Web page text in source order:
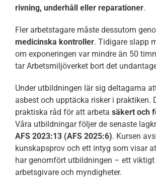
Kontakt
rivning, underhåll eller reparationer.
Fler arbetstagare måste dessutom
medicinska kontroller. Tidigare slapp
om exponeringen var mindre än 50
tar Arbetsmiljöverket bort det
Under utbildningen lär sig deltagarna
asbest och upptäcka risker i praktiken.
praktiska råd för att arbeta säkert och
Våra utbildningar följer de senaste
AFS 2023:13 (AFS 2025:6). Kursen
kunskapsprov och ett intyg som visar
har genomfört utbildningen – ett
arbetsgivare och myndigheter.